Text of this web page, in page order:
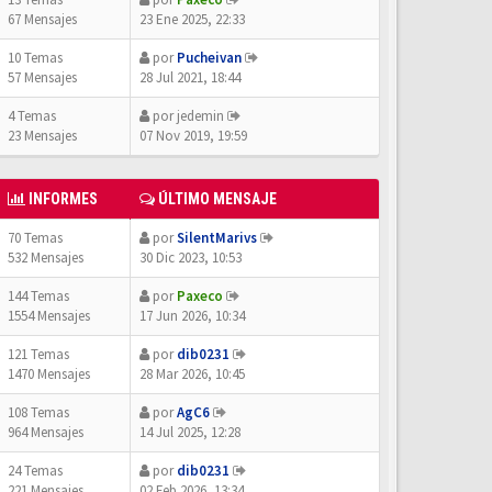
67 Mensajes
23 Ene 2025, 22:33
10 Temas
57 Mensajes
porPucheivan
28 Jul 2021, 18:44
4 Temas
23 Mensajes
porjedemin
07 Nov 2019, 19:59
INFORMES ÚLTIMO MENSAJE
70 Temas
532 Mensajes
porSilentMarivs
30 Dic 2023, 10:53
144 Temas
1554 Mensajes
porPaxeco
17 Jun 2026, 10:34
121 Temas
1470 Mensajes
pordib0231
28 Mar 2026, 10:45
108 Temas
964 Mensajes
porAgC6
14 Jul 2025, 12:28
24 Temas
pordib0231